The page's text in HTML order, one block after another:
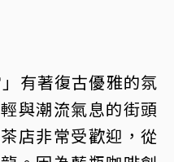
有著復古優雅的氛
與潮流氣息的街頭
店非常受歡迎，從